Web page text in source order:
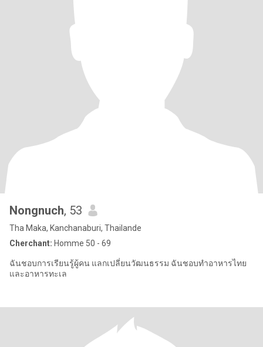
Nongnuch, 53
Tha Maka, Kanchanaburi, Thailande
Cherchant: Homme 50 - 69
ฉันชอบการเรียนรู้ผู้คน แลกเปลี่ยนวัฒนธรรม ฉันชอบทำอาหารไทย
และอาหารทะเล